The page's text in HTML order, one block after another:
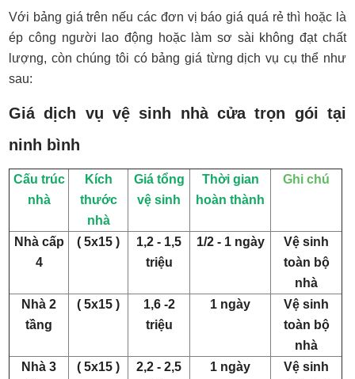
Với bảng giá trên nếu các đơn vị báo giá quá rẻ thì hoặc là
ép công người lao động hoặc làm sơ sài không đạt chất
lượng, còn chúng tôi có bảng giá từng dịch vụ cụ thể như
sau:
Giá dịch vụ vệ sinh nhà cửa trọn gói tại
ninh bình
Cấu trúc
nhà
Kích
thước
nhà
Giá tổng
vệ sinh
Thời gian
hoàn thành
Ghi chú
Nhà cấp
4
( 5x15 )
1,2 - 1,5
triệu
1/2 - 1 ngày
Vệ sinh
toàn bộ
nhà
Nhà 2
tầng
( 5x15 )
1,6 -2
triệu
1 ngày
Vệ sinh
toàn bộ
nhà
Nhà 3
( 5x15 )
2,2 - 2,5
1 ngày
Vệ sinh